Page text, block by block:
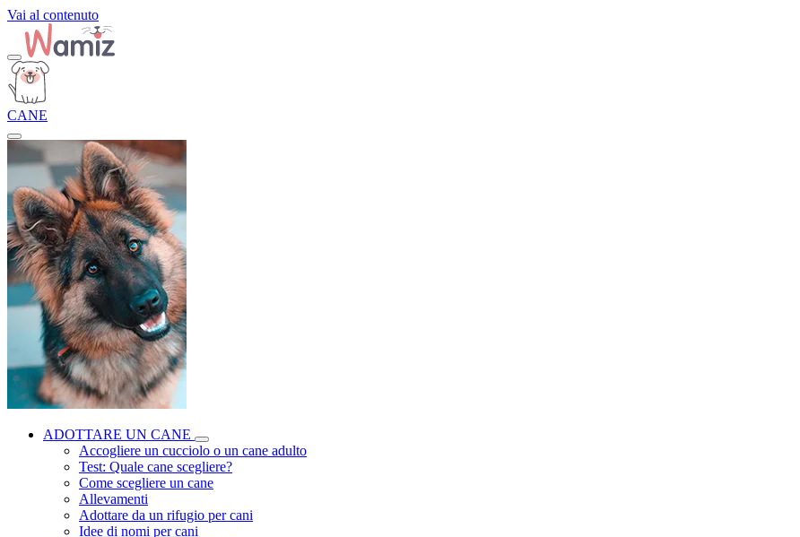
Vai al contenuto
CANE
ADOTTARE UN CANE
Accogliere un cucciolo o un cane adulto
Test: Quale cane scegliere?
Come scegliere un cane
Allevamenti
Adottare da un rifugio per cani
Idee di nomi per cani